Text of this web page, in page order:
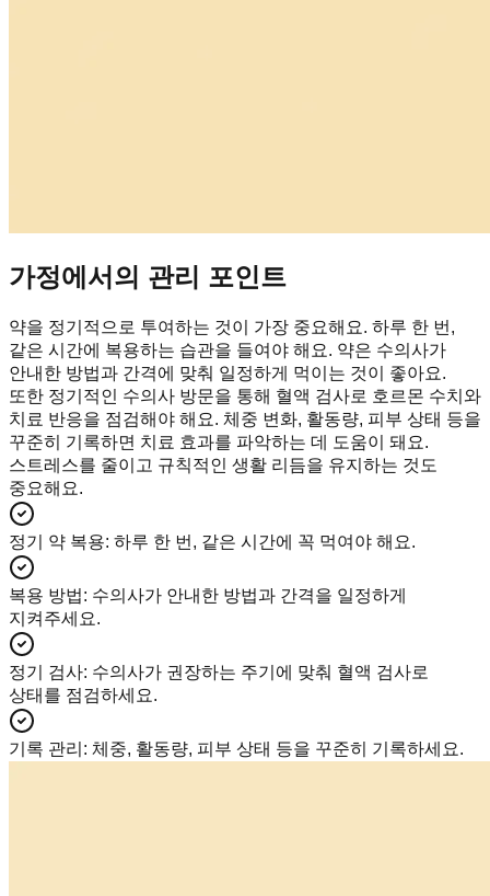
가정에서의 관리 포인트
약을 정기적으로 투여하는 것이 가장 중요해요. 하루 한 번,
같은 시간에 복용하는 습관을 들여야 해요. 약은 수의사가
안내한 방법과 간격에 맞춰 일정하게 먹이는 것이 좋아요.
또한 정기적인 수의사 방문을 통해 혈액 검사로 호르몬 수치와
치료 반응을 점검해야 해요. 체중 변화, 활동량, 피부 상태 등을
꾸준히 기록하면 치료 효과를 파악하는 데 도움이 돼요.
스트레스를 줄이고 규칙적인 생활 리듬을 유지하는 것도
중요해요.
정기 약 복용: 하루 한 번, 같은 시간에 꼭 먹여야 해요.
복용 방법: 수의사가 안내한 방법과 간격을 일정하게
지켜주세요.
정기 검사: 수의사가 권장하는 주기에 맞춰 혈액 검사로
상태를 점검하세요.
기록 관리 : 체중, 활동량, 피부 상태 등을 꾸준히 기록하세요.